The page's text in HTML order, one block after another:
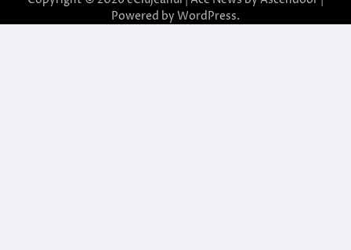
Powered by WordPress.